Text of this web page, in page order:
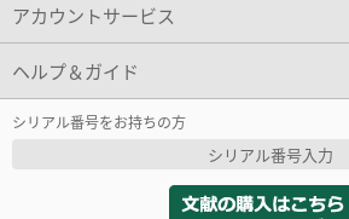
アカウントサービス
ヘルプ＆ガイド
シリアル番号をお持ちの方
シリアル番号入力